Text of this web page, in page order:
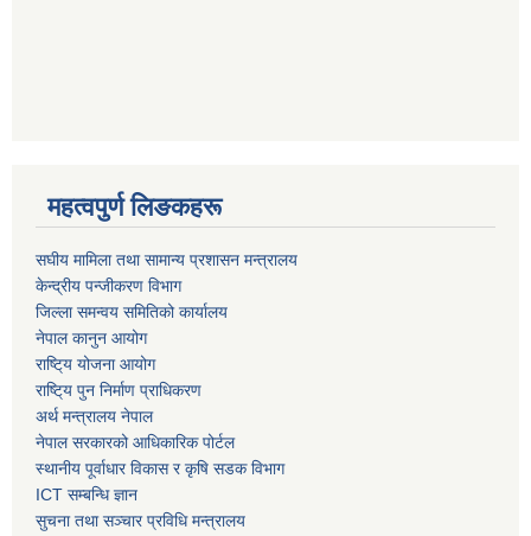
महत्वपुर्ण लिङकहरू
स‌घीय मामिला तथा सामान्य प्रशासन मन्त्रालय
केन्द्रीय पन्जीकरण विभाग
जिल्ला समन्वय समितिको कार्यालय
नेपाल कानुन आयोग
राष्टि्य योजना आयोग
राष्टि्य पुन निर्माण प्राधिकरण
अर्थ मन्त्रालय नेपाल
नेपाल सरकारको आधिकारिक पोर्टल
स्थानीय पूर्वाधार विकास र कृषि सडक विभाग
ICT सम्बन्धि ज्ञान
सुचना तथा सञ्चार प्रविधि मन्त्रालय